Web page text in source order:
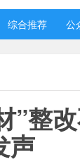
综合推荐 公
”整
声